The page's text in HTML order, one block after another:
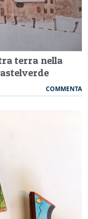
terra nella
COMMENTA